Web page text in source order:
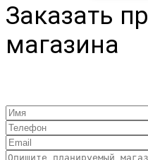
Заказать
магазина